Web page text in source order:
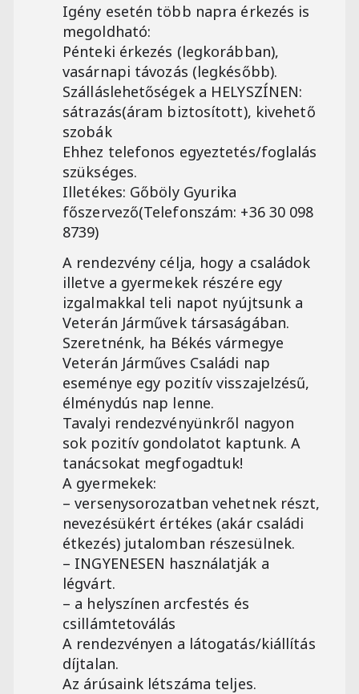
Igény esetén több napra érkezés is
megoldható:
Pénteki érkezés (legkorábban),
vasárnapi távozás (legkésőbb).
Szálláslehetőségek a HELYSZÍNEN:
sátrazás(áram biztosított), kivehető
szobák
Ehhez telefonos egyeztetés/foglalás
szükséges.
Illetékes: Gőböly Gyurika
főszervező(Telefonszám: +36 30 098
8739)
A rendezvény célja, hogy a családok
illetve a gyermekek részére egy
izgalmakkal teli napot nyújtsunk a
Veterán Járművek társaságában.
Szeretnénk, ha Békés vármegye
Veterán Járműves Családi nap
eseménye egy pozitív visszajelzésű,
élménydús nap lenne.
Tavalyi rendezvényünkről nagyon
sok pozitív gondolatot kaptunk. A
tanácsokat megfogadtuk!
A gyermekek:
– versenysorozatban vehetnek részt,
nevezésükért értékes (akár családi
étkezés) jutalomban részesülnek.
– INGYENESEN használatják a
légvárt.
– a helyszínen arcfestés és
csillámtetoválás
A rendezvényen a látogatás/kiállítás
díjtalan.
Az árúsaink létszáma teljes.